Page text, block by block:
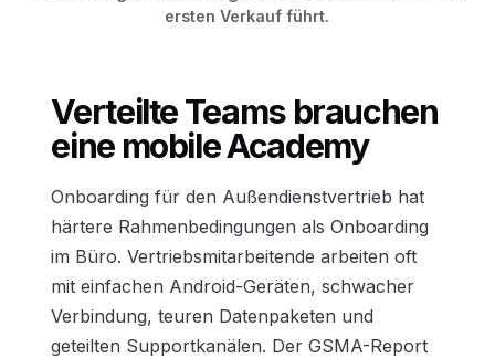
ersten Verkauf führt.
Verteilte Teams brauchen
eine mobile Academy
Onboarding für den Außendienstvertrieb hat
härtere Rahmenbedingungen als Onboarding
im Büro. Vertriebsmitarbeitende arbeiten oft
mit einfachen Android-Geräten, schwacher
Verbindung, teuren Datenpaketen und
geteilten Supportkanälen. Der GSMA-Report